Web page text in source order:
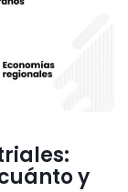
y